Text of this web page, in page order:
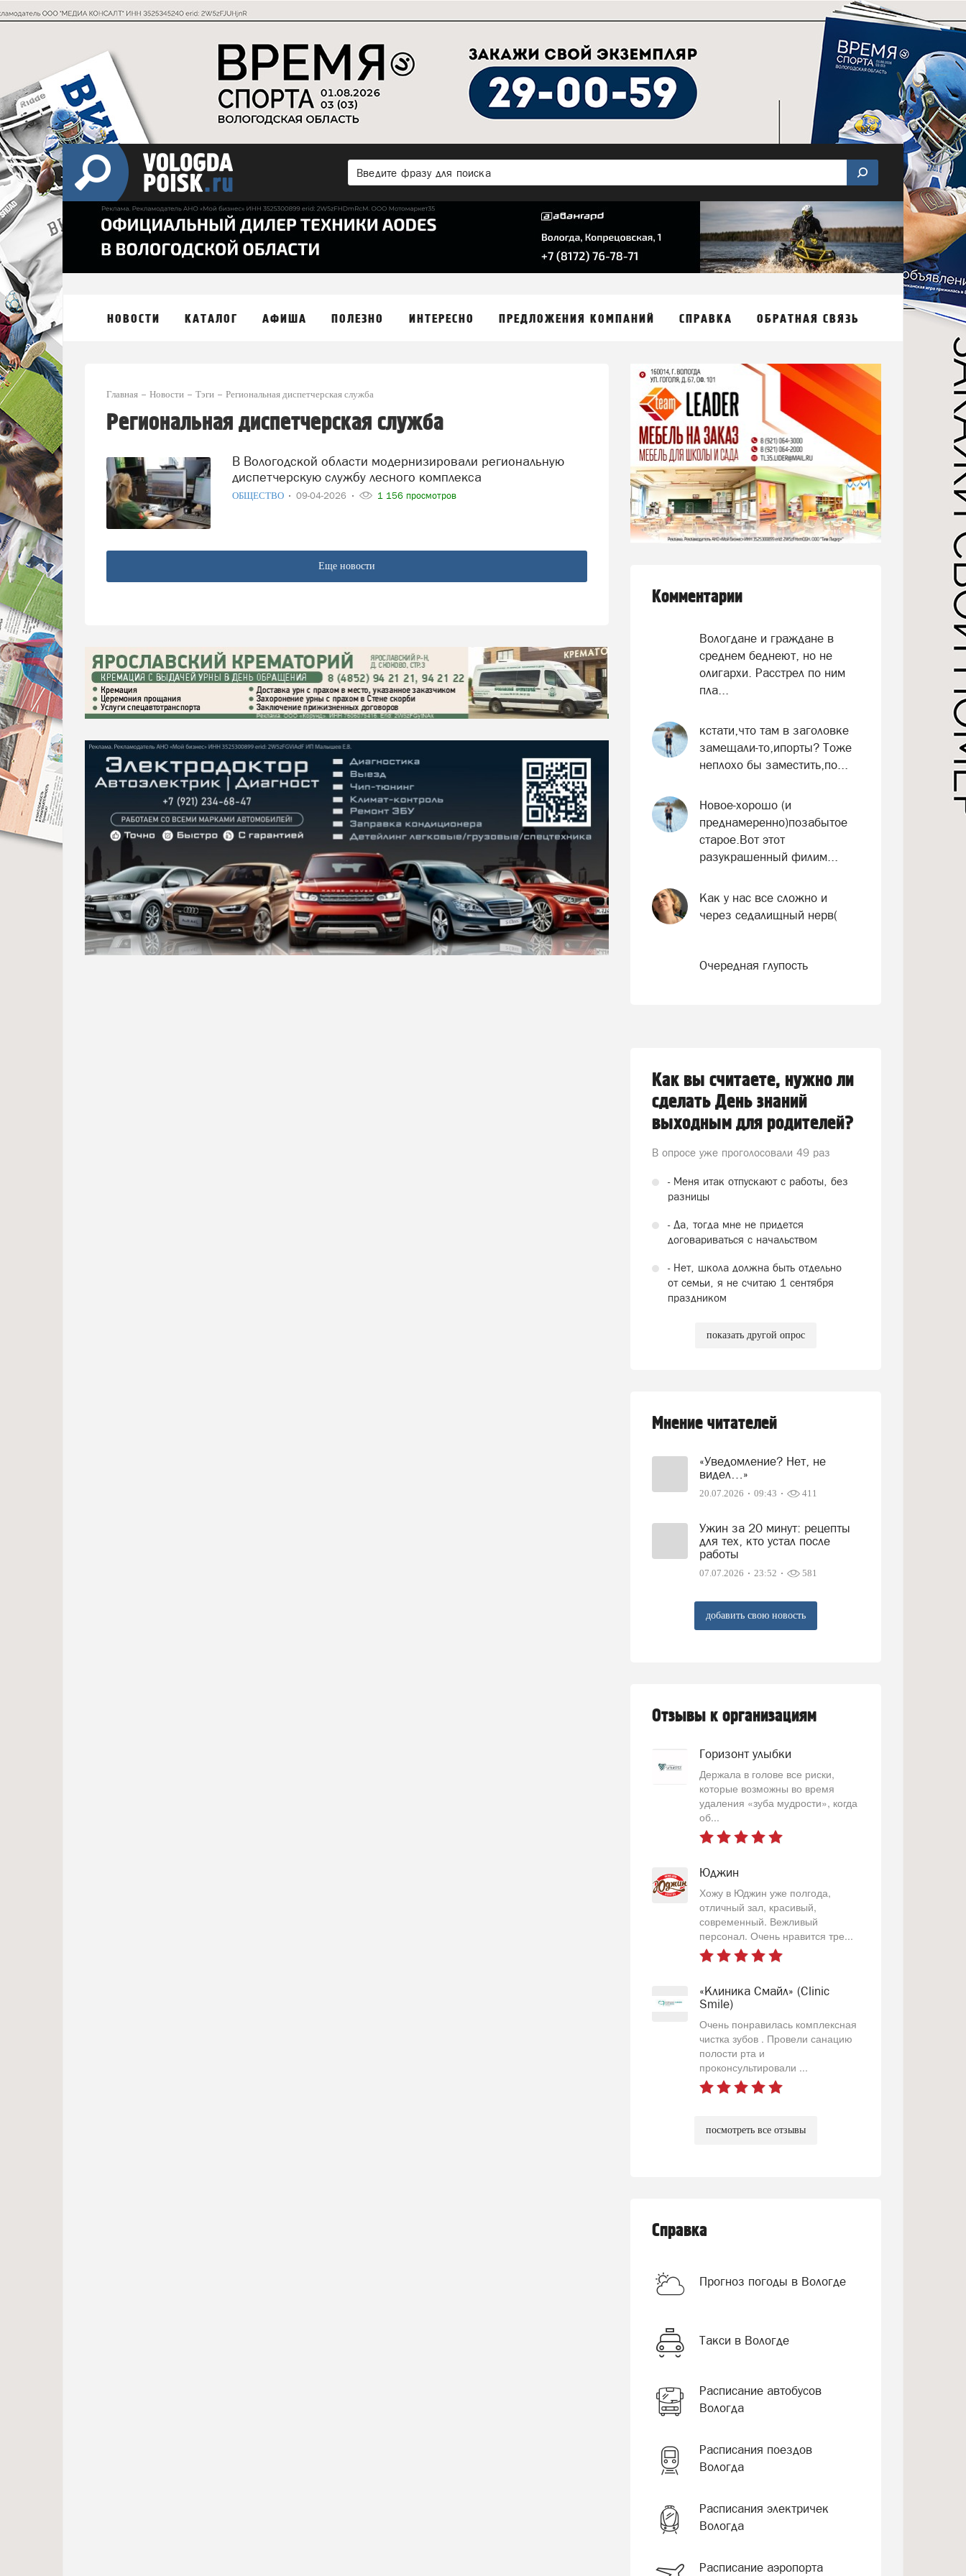
НОВОСТИ КАТАЛОГ АФИША ПОЛЕЗНО ИНТЕРЕСНО ПРЕДЛОЖЕНИЯ КОМПАНИЙ СПРАВКА ОБРАТНАЯ СВЯЗЬ
Главная Новости Тэги Региональная диспетчерская служба
Региональная диспетчерская служба
В Вологодской области модернизировали региональную
диспетчерскую службу лесного комплекса
ОБЩЕСТВО 09-04-2026 1 156 просмотров
Еще новости
Комментарии
Вологдане и граждане в
среднем беднеют, но не
олигархи. Расстрел по ним
пла...
кстати,что там в заголовке
замещали-то,ипорты? Тоже
неплохо бы заместить,по...
Новое-хорошо (и
преднамеренно)позабытое
старое.Вот этот
разукрашенный филим...
Как у нас все сложно и
через седалищный нерв(
Очередная глупость
Как вы считаете, нужно ли
сделать День знаний
выходным для родителей?
В опросе уже проголосовали 49 раз
- Меня итак отпускают с работы, без
разницы
- Да, тогда мне не придется
договариваться с начальством
- Нет, школа должна быть отдельно
от семьи, я не считаю 1 сентября
праздником
показать другой опрос
Мнение читателей
«Уведомление? Нет, не
видел…»
20.07.2026 09:43 411
Ужин за 20 минут: рецепты
для тех, кто устал после
работы
07.07.2026 23:52 581
добавить свою новость
Отзывы к организациям
Горизонт улыбки
Держала в голове все риски,
которые возможны во время
удаления «зуба мудрости», когда
об...
Юджин
Хожу в Юджин уже полгода,
отличный зал, красивый,
современный. Вежливый
персонал. Очень нравится тре...
«Клиника Смайл» (Clinic
Smile)
Очень понравилась комплексная
чистка зубов . Провели санацию
полости рта и
проконсультировали ...
посмотреть все отзывы
Справка
Прогноз погоды в Вологде
Такси в Вологде
Расписание автобусов
Вологда
Расписания поездов
Вологда
Расписания электричек
Вологда
Расписание аэропорта